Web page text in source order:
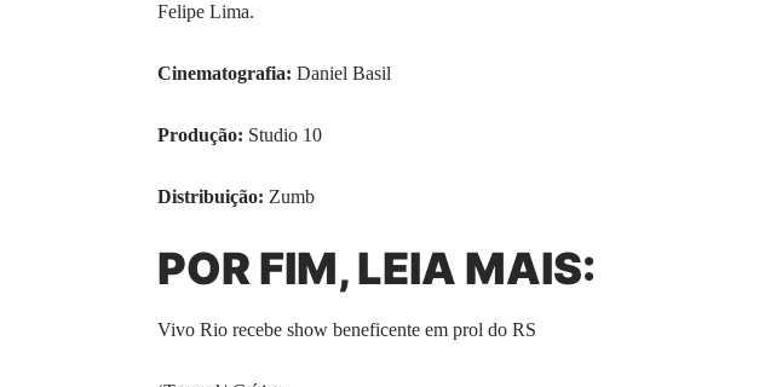
Felipe Lima.
Cinematografia: Daniel Basil
Produção: Studio 10
Distribuição: Zumb
POR FIM, LEIA MAIS:
Vivo Rio recebe show beneficente em prol do RS